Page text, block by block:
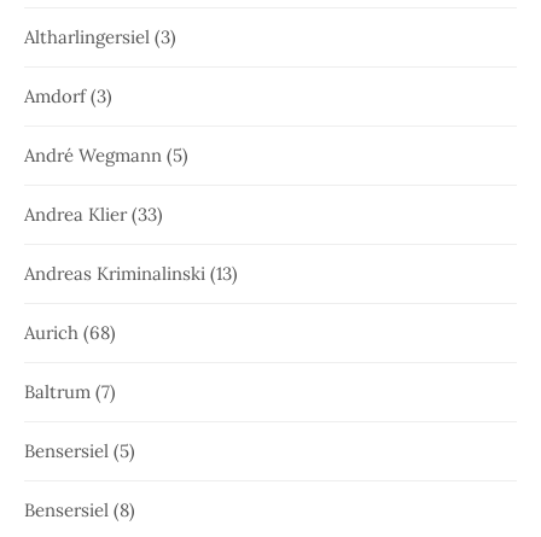
Altharlingersiel (3)
Amdorf(3)
André Wegmann (5)
Andrea Klier(33)
Andreas Kriminalinski (13)
Aurich (68)
Baltrum (7)
Bensersiel (5)
Bensersiel (8)